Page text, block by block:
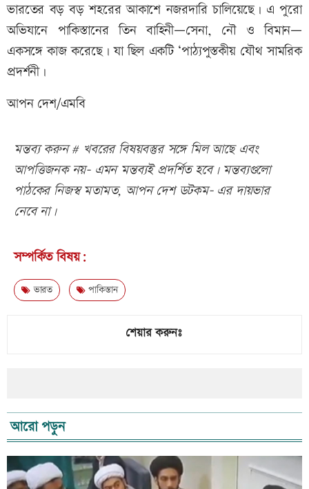
ভারতের বড় বড় শহরের আকাশে নজরদারি চালিয়েছে। এ পুরো
অভিযানে পাকিস্তানের তিন বাহিনী—সেনা, নৌ ও বিমান—
একসঙ্গে কাজ করেছে। যা ছিল একটি ‘পাঠ্যপুস্তকীয় যৌথ সামরিক
প্রদর্শনী।
আপন দেশ/এমবি
মন্তব্য করুন # খবরের বিষয়বস্তুর সঙ্গে মিল আছে এবং
আপত্তিজনক নয়- এমন মন্তব্যই প্রদর্শিত হবে। মন্তব্যগুলো
পাঠকের নিজস্ব মতামত, আপন দেশ ডটকম- এর দায়ভার
নেবে না।
সম্পর্কিত বিষয়:
ভারত পাকিস্তান
শেয়ার করুনঃ
আরো পড়ুন